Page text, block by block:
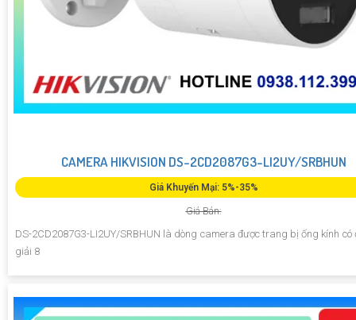
CAMERA HIKVISION DS-2CD2087G3-LI2UY/SRBHUN
Giá Khuyến Mại: 5%-35%
Giá Bán:
DS-2CD2087G3-LI2UY/SRBHUN là dòng camera được trang bị ống kính có
giải 8